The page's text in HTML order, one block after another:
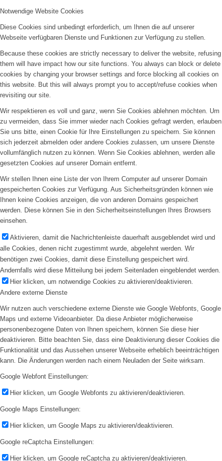
Notwendige Website Cookies
Diese Cookies sind unbedingt erforderlich, um Ihnen die auf unserer
Webseite verfügbaren Dienste und Funktionen zur Verfügung zu stellen.
Because these cookies are strictly necessary to deliver the website, refusing
them will have impact how our site functions. You always can block or delete
cookies by changing your browser settings and force blocking all cookies on
this website. But this will always prompt you to accept/refuse cookies when
revisiting our site.
Wir respektieren es voll und ganz, wenn Sie Cookies ablehnen möchten. Um
zu vermeiden, dass Sie immer wieder nach Cookies gefragt werden, erlauben
Sie uns bitte, einen Cookie für Ihre Einstellungen zu speichern. Sie können
sich jederzeit abmelden oder andere Cookies zulassen, um unsere Dienste
vollumfänglich nutzen zu können. Wenn Sie Cookies ablehnen, werden alle
gesetzten Cookies auf unserer Domain entfernt.
Wir stellen Ihnen eine Liste der von Ihrem Computer auf unserer Domain
gespeicherten Cookies zur Verfügung. Aus Sicherheitsgründen können wie
Ihnen keine Cookies anzeigen, die von anderen Domains gespeichert
werden. Diese können Sie in den Sicherheitseinstellungen Ihres Browsers
einsehen.
Aktivieren, damit die Nachrichtenleiste dauerhaft ausgeblendet wird und
alle Cookies, denen nicht zugestimmt wurde, abgelehnt werden. Wir
benötigen zwei Cookies, damit diese Einstellung gespeichert wird.
Andernfalls wird diese Mitteilung bei jedem Seitenladen eingeblendet werden.
Hier klicken, um notwendige Cookies zu aktivieren/deaktivieren.
Andere externe Dienste
Wir nutzen auch verschiedene externe Dienste wie Google Webfonts, Google
Maps und externe Videoanbieter. Da diese Anbieter möglicherweise
personenbezogene Daten von Ihnen speichern, können Sie diese hier
deaktivieren. Bitte beachten Sie, dass eine Deaktivierung dieser Cookies die
Funktionalität und das Aussehen unserer Webseite erheblich beeinträchtigen
kann. Die Änderungen werden nach einem Neuladen der Seite wirksam.
Google Webfont Einstellungen:
Hier klicken, um Google Webfonts zu aktivieren/deaktivieren.
Google Maps Einstellungen:
Hier klicken, um Google Maps zu aktivieren/deaktivieren.
Google reCaptcha Einstellungen:
Hier klicken, um Google reCaptcha zu aktivieren/deaktivieren.